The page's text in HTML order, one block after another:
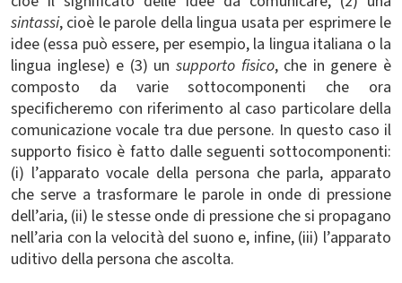
sintassi, cioè le parole della lingua usata per esprimere le
idee (essa può essere, per esempio, la lingua italiana o la
lingua inglese) e (3) un supporto fisico, che in genere è
composto da varie sottocomponenti che ora
specificheremo con riferimento al caso particolare della
comunicazione vocale tra due persone. In questo caso il
supporto fisico è fatto dalle seguenti sottocomponenti:
(i) l’apparato vocale della persona che parla, apparato
che serve a trasformare le parole in onde di pressione
dell’aria, (ii) le stesse onde di pressione che si propagano
nell’aria con la velocità del suono e, infine, (iii) l’apparato
uditivo della persona che ascolta.